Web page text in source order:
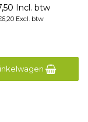
Incl. btw
Excl. btw